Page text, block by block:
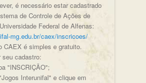
é necessário estar cadastrado
de Controle de Ações de
Federal de Alfenas:
mg.edu.br/caex/inscricoes/
CAEX é simples e gratuito.
cadastro:
"INSCRIÇÃO";
Interunifal" e clique em